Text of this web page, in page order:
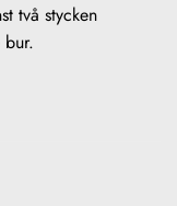
två stycken